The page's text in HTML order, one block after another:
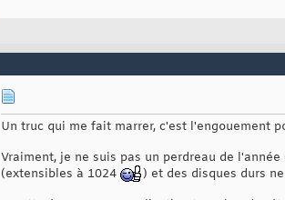
Un truc qui me fait marrer, c'est l'engouement
Vraiment, je ne suis pas un perdreau de
(extensibles à 1024
) et des disques durs